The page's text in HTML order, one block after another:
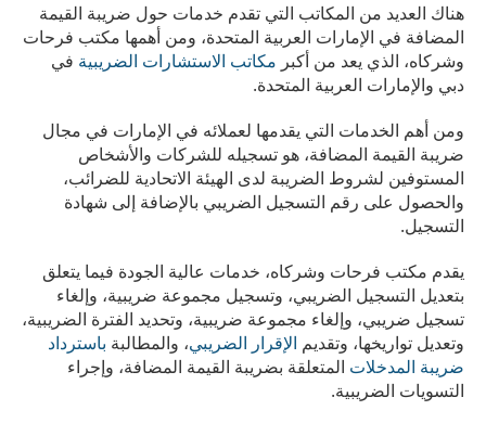
هناك العديد من المكاتب التي تقدم خدمات حول ضريبة القيمة
المضافة في الإمارات العربية المتحدة، ومن أهمها مكتب فرحات
وشركاه، الذي يعد من أكبر مكاتب الاستشارات الضريبية في
دبي والإمارات العربية المتحدة.
ومن أهم الخدمات التي يقدمها لعملائه في الإمارات في مجال
ضريبة القيمة المضافة، هو تسجيله للشركات والأشخاص
المستوفين لشروط الضريبة لدى الهيئة الاتحادية للضرائب،
والحصول على رقم التسجيل الضريبي بالإضافة إلى شهادة
التسجيل.
يقدم مكتب فرحات وشركاه، خدمات عالية الجودة فيما يتعلق
بتعديل التسجيل الضريبي، وتسجيل مجموعة ضريبية، وإلغاء
تسجيل ضريبي، وإلغاء مجموعة ضريبية، وتحديد الفترة الضريبية،
وتعديل تواريخها، وتقديم الإقرار الضريبي، والمطالبة باسترداد
ضريبة المدخلات المتعلقة بضريبة القيمة المضافة، وإجراء
التسويات الضريبية.